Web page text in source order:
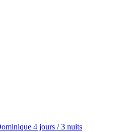
4 jours / 3 nuits